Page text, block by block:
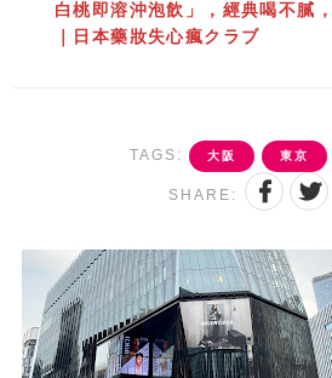
白桃即溶沖泡飲」，經典喝不膩
｜日本藥妝失心瘋クラブ
TAGS: 大阪 東京
SHARE: